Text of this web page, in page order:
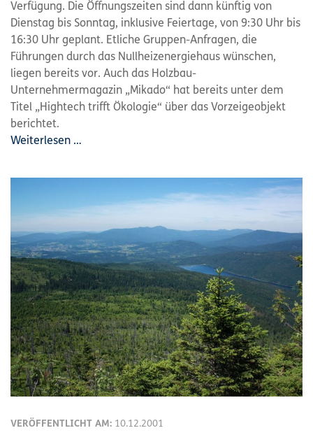
Verfügung. Die Öffnungszeiten sind dann künftig von
Dienstag bis Sonntag, inklusive Feiertage, von 9:30 Uhr bis
16:30 Uhr geplant. Etliche Gruppen-Anfragen, die
Führungen durch das Nullheizenergiehaus wünschen,
liegen bereits vor. Auch das Holzbau-
Unternehmermagazin „Mikado“ hat bereits unter dem
Titel „Hightech trifft Ökologie“ über das Vorzeigeobjekt
berichtet.
Weiterlesen …
VERÖFFENTLICHT AM: 10.12.2001